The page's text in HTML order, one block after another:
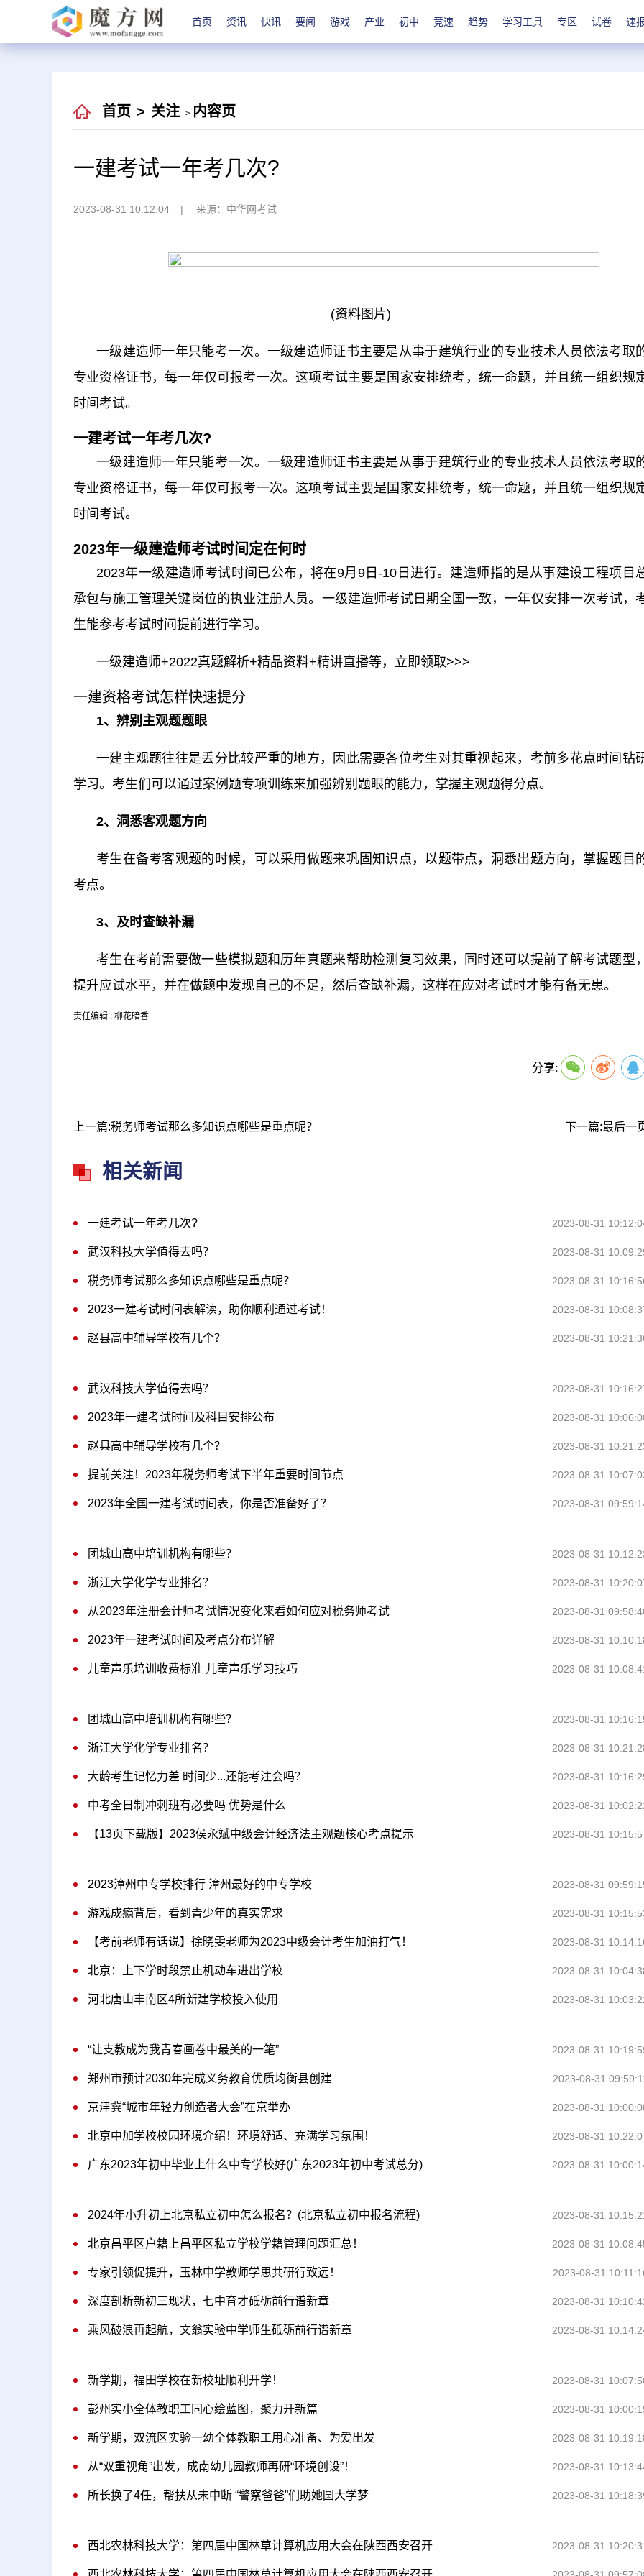
首页 资讯 快讯 要闻 游戏 产业 初中 竞速 趋势 学习工具 专区 试卷 速
首页 > 关注 > 内容页
一建考试一年考几次?
2023-08-31 10:12:04 来源：中华网考试
(资料图片)
一级建造师一年只能考一次。一级建造师证书主要是从事于建筑行业的专业技术人员依法考取
专业资格证书，每一年仅可报考一次。这项考试主要是国家安排统考，统一命题，并且统一组织规
时间考试。
一建考试一年考几次?
一级建造师一年只能考一次。一级建造师证书主要是从事于建筑行业的专业技术人员依法考取
专业资格证书，每一年仅可报考一次。这项考试主要是国家安排统考，统一命题，并且统一组织规
时间考试。
2023年一级建造师考试时间定在何时
2023年一级建造师考试时间已公布，将在9月9日-10日进行。建造师指的是从事建设工程项目
承包与施工管理关键岗位的执业注册人员。一级建造师考试日期全国一致，一年仅安排一次考试，
生能参考考试时间提前进行学习。
一级建造师+2022真题解析+精品资料+精讲直播等，立即领取>>>
一建资格考试怎样快速提分
1、辨别主观题题眼
一建主观题往往是丢分比较严重的地方，因此需要各位考生对其重视起来，考前多花点时间钻
学习。考生们可以通过案例题专项训练来加强辨别题眼的能力，掌握主观题得分点。
2、洞悉客观题方向
考生在备考客观题的时候，可以采用做题来巩固知识点，以题带点，洞悉出题方向，掌握题目
考点。
3、及时查缺补漏
考生在考前需要做一些模拟题和历年真题来帮助检测复习效果，同时还可以提前了解考试题型，
提升应试水平，并在做题中发现自己的不足，然后查缺补漏，这样在应对考试时才能有备无患。
责任编辑 : 柳花暗香
分享:
上一篇:税务师考试那么多知识点哪些是重点呢？ 下一篇:最后一
相关新闻
一建考试一年考几次? 2023-08-31
武汉科技大学值得去吗？ 2023-08-31
税务师考试那么多知识点哪些是重点呢？ 2023-08-31
2023一建考试时间表解读，助你顺利通过考试！ 2023-08-31
赵县高中辅导学校有几个？ 2023-08-31
武汉科技大学值得去吗？ 2023-08-31
2023年一建考试时间及科目安排公布 2023-08-31
赵县高中辅导学校有几个？ 2023-08-31
提前关注！2023年税务师考试下半年重要时间节点 2023-08-31
2023年全国一建考试时间表，你是否准备好了？ 2023-08-31
团城山高中培训机构有哪些？ 2023-08-31
浙江大学化学专业排名？ 2023-08-31
从2023年注册会计师考试情况变化来看如何应对税务师考试 2023-08-31
2023年一建考试时间及考点分布详解 2023-08-31
儿童声乐培训收费标准 儿童声乐学习技巧 2023-08-31
团城山高中培训机构有哪些？ 2023-08-31
浙江大学化学专业排名？ 2023-08-31
大龄考生记忆力差 时间少...还能考注会吗？ 2023-08-31
中考全日制冲刺班有必要吗 优势是什么 2023-08-31
【13页下载版】2023侯永斌中级会计经济法主观题核心考点提示 2023-08-31
2023漳州中专学校排行 漳州最好的中专学校 2023-08-31
游戏成瘾背后，看到青少年的真实需求 2023-08-31
【考前老师有话说】徐晓雯老师为2023中级会计考生加油打气！ 2023-08-31
北京：上下学时段禁止机动车进出学校 2023-08-31
河北唐山丰南区4所新建学校投入使用 2023-08-31
“让支教成为我青春画卷中最美的一笔” 2023-08-31
郑州市预计2030年完成义务教育优质均衡县创建 2023-08-31
京津冀“城市年轻力创造者大会”在京举办 2023-08-31
北京中加学校校园环境介绍！环境舒适、充满学习氛围！ 2023-08-31
广东2023年初中毕业上什么中专学校好(广东2023年初中考试总分) 2023-08-31
2024年小升初上北京私立初中怎么报名？(北京私立初中报名流程) 2023-08-31
北京昌平区户籍上昌平区私立学校学籍管理问题汇总！ 2023-08-31
专家引领促提升，玉林中学教师学思共研行致远！ 2023-08-31
深度剖析新初三现状，七中育才砥砺前行谱新章 2023-08-31
乘风破浪再起航，文翁实验中学师生砥砺前行谱新章 2023-08-31
新学期，福田学校在新校址顺利开学！ 2023-08-31
彭州实小全体教职工同心绘蓝图，聚力开新篇 2023-08-31
新学期，双流区实验一幼全体教职工用心准备、为爱出发 2023-08-31
从“双重视角”出发，成南幼儿园教师再研“环境创设”！ 2023-08-31
所长换了4任，帮扶从未中断 “警察爸爸”们助她圆大学梦 2023-08-31
西北农林科技大学：第四届中国林草计算机应用大会在陕西西安召开 2023-08-31